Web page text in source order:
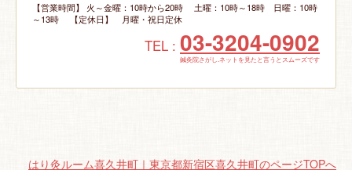
【営業時間】 火～金曜：10時から20時 土曜：10時～18時 日曜：10時
～13時 【定休日】 月曜・祝日定休
TEL : 03-3204-0902
鍼灸院さがし.ネットを見たと言うとスムーズです
はり灸ルーム喜久井町｜東京都新宿区喜久井町のページTOPへ